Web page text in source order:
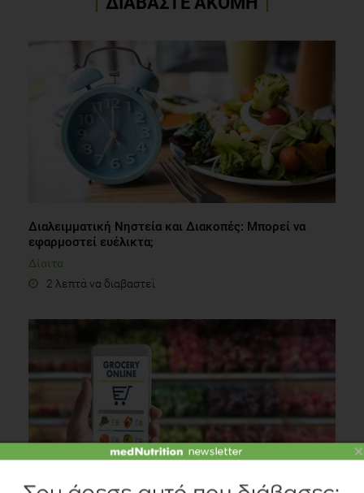
Διαλειμματική Νηστεία και Διακοπές: Μπορεί να
εφαρμοστεί ευέλικτα;
Δίαιτα
2 λεπτά να διαβαστεί
×